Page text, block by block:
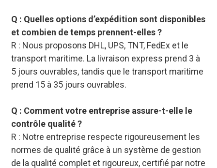
Q : Quelles options d’expédition sont disponibles
et combien de temps prennent-elles ?
R : Nous proposons DHL, UPS, TNT, FedEx et le
transport maritime. La livraison express prend 3 à
5 jours ouvrables, tandis que le transport maritime
prend 15 à 35 jours ouvrables.
Q : Comment votre entreprise assure-t-elle le
contrôle qualité ?
R : Notre entreprise respecte rigoureusement les
normes de qualité grâce à un système de gestion
de la qualité complet et rigoureux, certifié par notre